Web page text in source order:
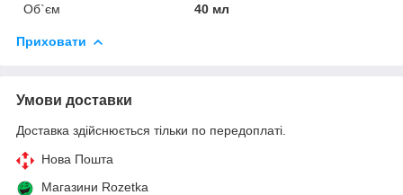
Об`єм
40 мл
Приховати
Умови доставки
Доставка здійснюється тільки по передоплаті.
Нова Пошта
Магазини Rozetka